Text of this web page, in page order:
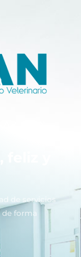
EN
y
de servicios
forma